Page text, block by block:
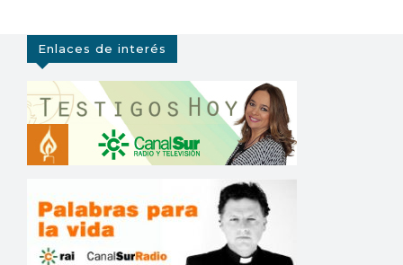
Enlaces de interés